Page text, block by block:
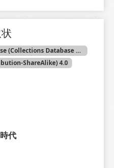
Rekihaku Collection Database (Collections Database of the National Museum of Japanese History)
ShareAlike) 4.0
代